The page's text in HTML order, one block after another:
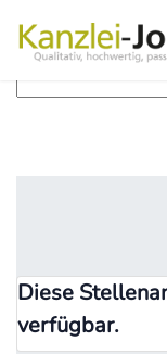
Diese
verfügbar.